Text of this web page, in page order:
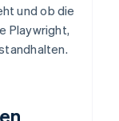
und ob die
Playwright,